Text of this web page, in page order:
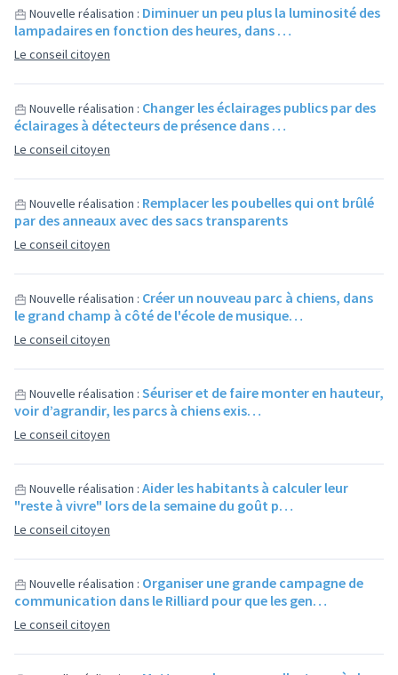
Nouvelle réalisation : Diminuer un peu plus la luminosité des
lampadaires en fonction des heures, dans …
Le conseil citoyen
Nouvelle réalisation : Changer les éclairages publics par des
éclairages à détecteurs de présence dans …
Le conseil citoyen
Nouvelle réalisation : Remplacer les poubelles qui ont brûlé
par des anneaux avec des sacs transparents
Le conseil citoyen
Nouvelle réalisation : Créer un nouveau parc à chiens, dans
le grand champ à côté de l'école de musique…
Le conseil citoyen
Nouvelle réalisation : Séuriser et de faire monter en hauteur,
voir d’agrandir, les parcs à chiens exis…
Le conseil citoyen
Nouvelle réalisation : Aider les habitants à calculer leur
"reste à vivre" lors de la semaine du goût p…
Le conseil citoyen
Nouvelle réalisation : Organiser une grande campagne de
communication dans le Rilliard pour que les gen…
Le conseil citoyen